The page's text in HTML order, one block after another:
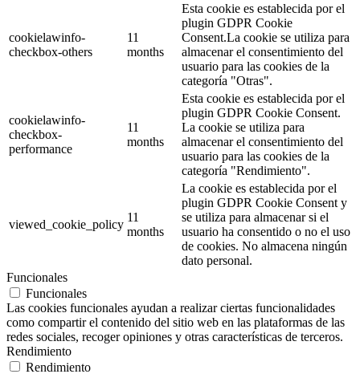
cookielawinfo-
checkbox-others
11
months
Esta cookie es establecida por el
plugin GDPR Cookie
Consent.La cookie se utiliza para
almacenar el consentimiento del
usuario para las cookies de la
categoría "Otras".
cookielawinfo-
checkbox-
performance
11
months
Esta cookie es establecida por el
plugin GDPR Cookie Consent.
La cookie se utiliza para
almacenar el consentimiento del
usuario para las cookies de la
categoría "Rendimiento".
viewed_cookie_policy
11
months
La cookie es establecida por el
plugin GDPR Cookie Consent y
se utiliza para almacenar si el
usuario ha consentido o no el uso
de cookies. No almacena ningún
dato personal.
Funcionales
Funcionales
Las cookies funcionales ayudan a realizar ciertas funcionalidades
como compartir el contenido del sitio web en las plataformas de las
redes sociales, recoger opiniones y otras características de terceros.
Rendimiento
Rendimiento